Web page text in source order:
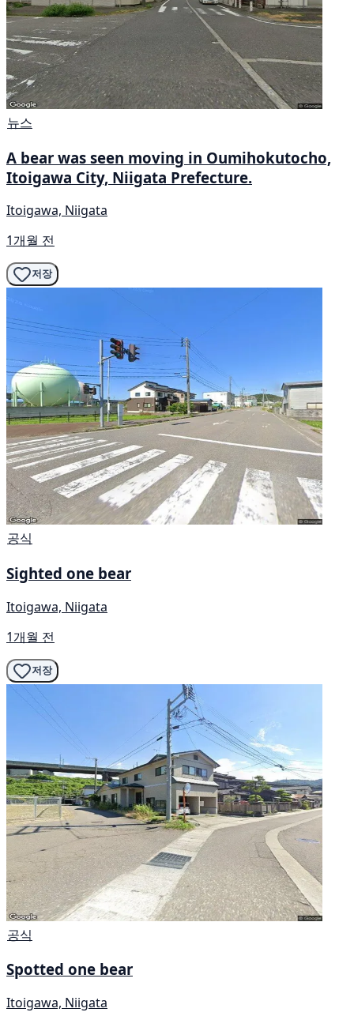
뉴스
A bear was seen moving in Oumihokutocho,
Itoigawa City, Niigata Prefecture.
Itoigawa, Niigata
1개월 전
저장
공식
Sighted one bear
Itoigawa, Niigata
1개월 전
저장
공식
Spotted one bear
Itoigawa, Niigata